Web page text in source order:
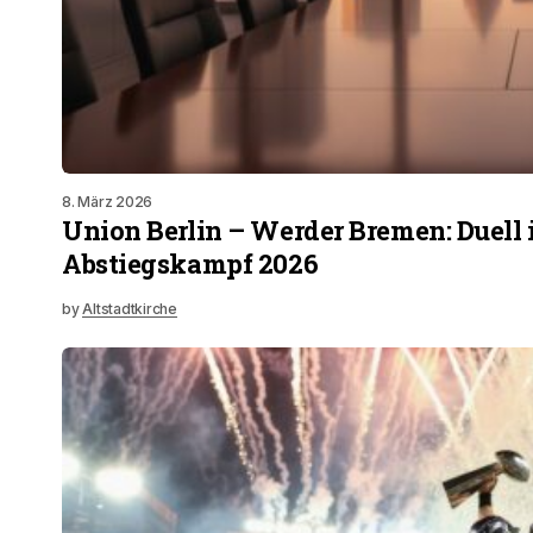
8. März 2026
Union Berlin – Werder Bremen: Duell
Abstiegskampf 2026
byAltstadtkirche